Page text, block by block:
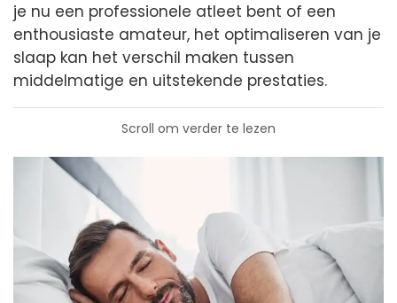
je nu een professionele atleet bent of een
enthousiaste amateur, het optimaliseren van je
slaap kan het verschil maken tussen
middelmatige en uitstekende prestaties.
Scroll om verder te lezen